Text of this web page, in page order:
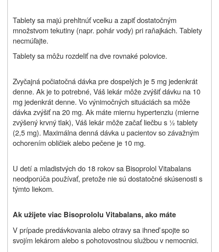
Tablety sa majú prehltnúť vcelku a zapiť dostatočným
množstvom tekutiny (napr. pohár vody) pri raňajkách. Tablety
necmúľajte.
Tablety sa môžu rozdeliť na dve rovnaké polovice.
Zvyčajná počiatočná dávka pre dospelých je 5 mg jedenkrát
denne. Ak je to potrebné, Váš lekár môže zvýšiť dávku na 10
mg jedenkrát denne. Vo výnimočných situáciách sa môže
dávka zvýšiť na 20 mg. Ak máte miernu hypertenziu (mierne
zvýšený krvný tlak), Váš lekár môže začať liečbu s ½ tablety
(2,5 mg). Maximálna denná dávka u pacientov so závažným
ochorením obličiek alebo pečene je 10 mg.
U detí a mladistvých do 18 rokov sa Bisoprolol Vitabalans
neodporúča používať, pretože nie sú dostatočné skúsenosti s
týmto liekom.
Ak užijete viac Bisoprololu Vitabalans, ako máte
V prípade predávkovania alebo otravy sa ihneď spojte so
svojím lekárom alebo s pohotovostnou službou v nemocnici.